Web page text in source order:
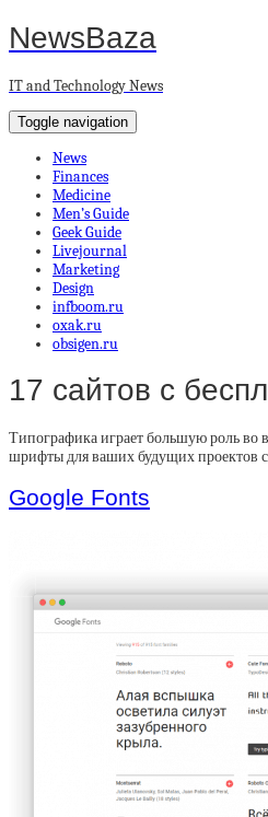
NewsBaza
IT and Technology News
Toggle navigation
News
Finances
Medicine
Men’s Guide
Geek Guide
Livejournal
Marketing
Design
infboom.ru
oxak.ru
obsigen.ru
17 сайтов с
Типографика играет большую роль во
шрифты для ваших будущих проектов
Google Fonts